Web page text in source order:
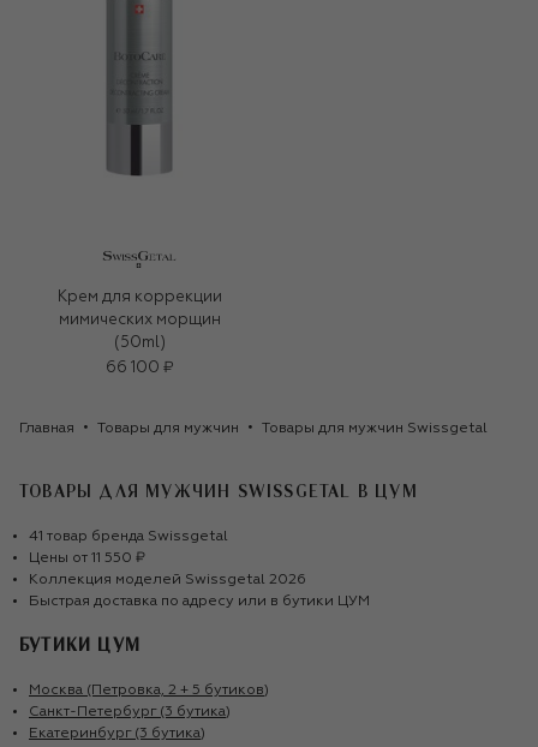
Крем для коррекции
мимических морщин
(50ml)
66 100 ₽
Главная Товары для мужчин Товары для мужчин Swissgetal
ТОВАРЫ ДЛЯ МУЖЧИН SWISSGETAL В ЦУМ
41 товар бренда Swissgetal
Цены от 11 550 ₽
Коллекция моделей Swissgetal 2026
Быстрая доставка по адресу или в бутики ЦУМ
БУТИКИ ЦУМ
Москва (Петровка, 2 + 5 бутиков)
Санкт-Петербург (3 бутика)
Екатеринбург (3 бутика)